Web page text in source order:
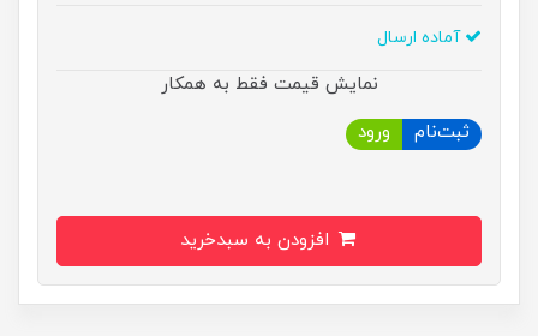
آماده ارسال
نمایش قیمت فقط به همکار
ثبت‌نام
ورود